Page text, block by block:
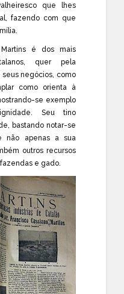
que lhes
fazendo com que
é dos mais
quer pela
negócios, como
como orienta à
se exemplo
Seu tino
bastando notar-se
não apenas a sua
outros recursos
e gado.